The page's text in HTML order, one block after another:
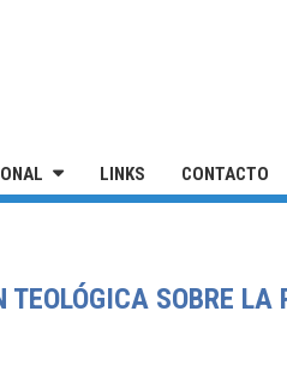
LINKS CONTACTO
TEOLÓGICA SOBRE